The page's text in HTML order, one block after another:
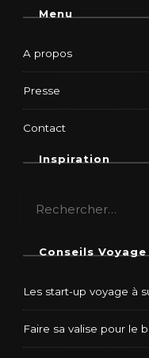
Menu
A propos
Presse
Contact
Inspiration
Conseils Voyage
Les start-up voyage à
Faire sa valise pour le